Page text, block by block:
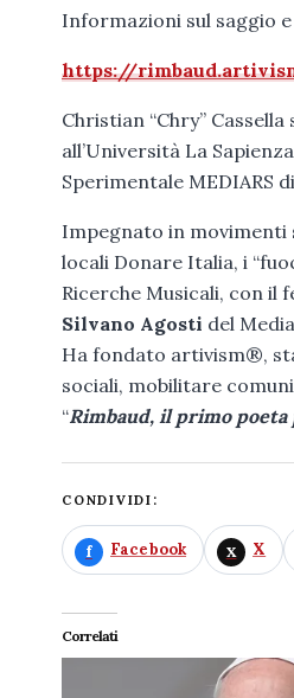
Informazioni sul saggio e
https://
Christian “Chry”
all’Università La
Sperimentale MEDIARS di
Impegnato in movimenti
locali Donare Italia, i
Ricerche Musicali, con il
Silvano Agosti del
Ha fondato artivism®,
sociali, mobilitare
“Rimbaud, il primo poeta
CONDIVIDI:
Facebook X
Correlati